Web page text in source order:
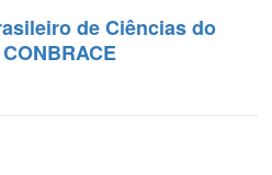
de Ciências do